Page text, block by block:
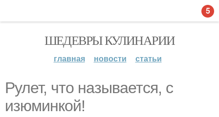
ШЕДЕВРЫ КУЛИНАРИИ
главная новости статьи
Рулет, что называется, с
изюминкой!
5